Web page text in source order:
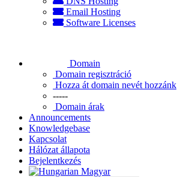
Email Hosting
Software Licenses
Domain
Domain regisztráció
Hozza át domain nevét hozzánk
-----
Domain árak
Announcements
Knowledgebase
Kapcsolat
Hálózat állapota
Bejelentkezés
Magyar